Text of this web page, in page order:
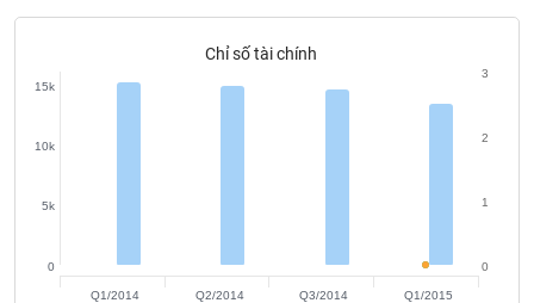
Chỉ số tài chính
0
5k
10k
15k
0
1
2
3
Q1/2014 Q2/2014 Q3/2014 Q1/2015
Đào
chính